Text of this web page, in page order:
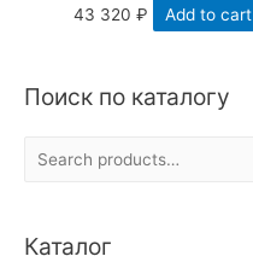
Поиск по каталогу
r
Каталог
43 320₽ Add to cart